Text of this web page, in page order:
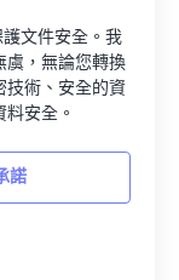
文件安全。我
虞，無論您轉換
技術、安全的資
安全。
諾